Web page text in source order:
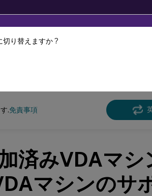
ます。
.免責事項
済みVDAマシ
マシンのサ
切り替えますか ?